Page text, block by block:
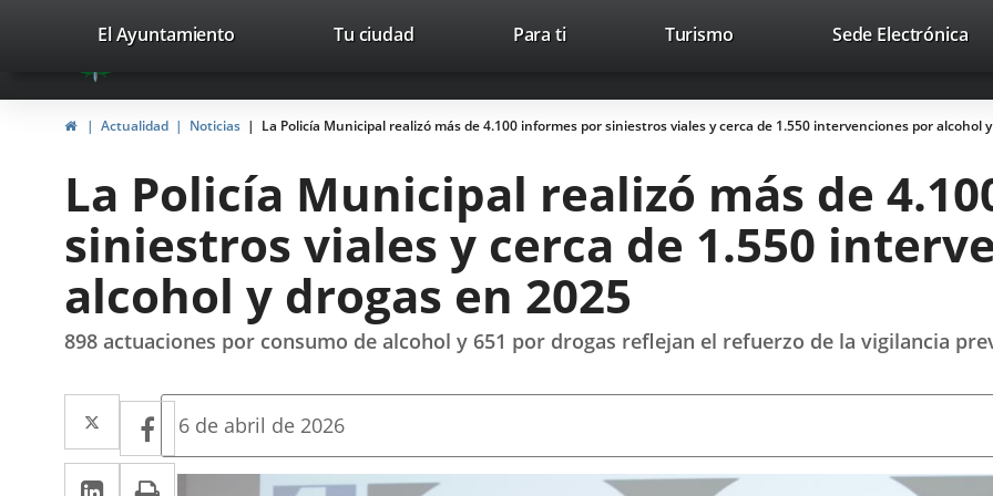
Portal
Web
del
Valladolid
avaTop Trabaja con nosotros Contacto
valladolid.es
El Ayuntamiento Tu ciudad Para ti TurismoEste
abrirá
en
ventana
nueva.
Sede Electrónica
InicioActualidad Noticias La Policía Municipal realizó más de 4.100 informes por siniestros viales y cerca de 1.550 intervenciones por alcohol
La Policía Municipal realizó más de
siniestros viales y cerca de 1.550
alcohol y drogas en 2025
898 actuaciones por consumo de alcohol y 651 por drogas reflejan el refuerzo de la vigilancia
Twitter
Enlace
a
una
Facebook
Enlace
a
LinkedIn
EnlaceImprimir
Fecha
la
6 de abril de 2026